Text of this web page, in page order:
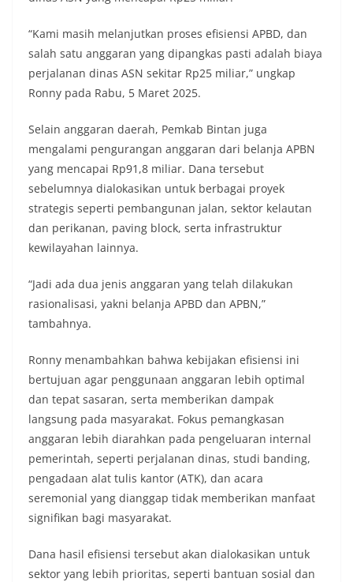
“Kami masih melanjutkan proses efisiensi APBD, dan
salah satu anggaran yang dipangkas pasti adalah biaya
perjalanan dinas ASN sekitar Rp25 miliar,” ungkap
Ronny pada Rabu, 5 Maret 2025.
Selain anggaran daerah, Pemkab Bintan juga
mengalami pengurangan anggaran dari belanja APBN
yang mencapai Rp91,8 miliar. Dana tersebut
sebelumnya dialokasikan untuk berbagai proyek
strategis seperti pembangunan jalan, sektor kelautan
dan perikanan, paving block, serta infrastruktur
kewilayahan lainnya.
“Jadi ada dua jenis anggaran yang telah dilakukan
rasionalisasi, yakni belanja APBD dan APBN,”
tambahnya.
Ronny menambahkan bahwa kebijakan efisiensi ini
bertujuan agar penggunaan anggaran lebih optimal
dan tepat sasaran, serta memberikan dampak
langsung pada masyarakat. Fokus pemangkasan
anggaran lebih diarahkan pada pengeluaran internal
pemerintah, seperti perjalanan dinas, studi banding,
pengadaan alat tulis kantor (ATK), dan acara
seremonial yang dianggap tidak memberikan manfaat
signifikan bagi masyarakat.
Dana hasil efisiensi tersebut akan dialokasikan untuk
sektor yang lebih prioritas, seperti bantuan sosial dan